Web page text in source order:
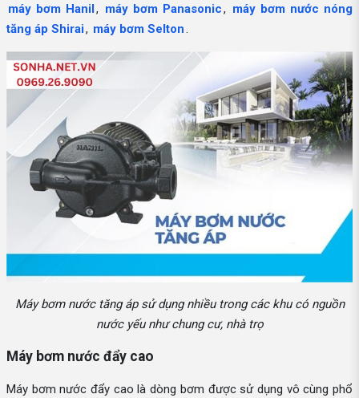
máy bơm Hanil, máy bơm Panasonic, máy bơm nước nóng
tăng áp Shirai, máy bơm Selton.
Máy bơm nước tăng áp sử dụng nhiều trong các khu có nguồn
nước yếu như chung cư, nhà trọ
Máy bơm nước đẩy cao
Máy bơm nước đẩy cao là dòng bơm được sử dụng vô cùng phổ